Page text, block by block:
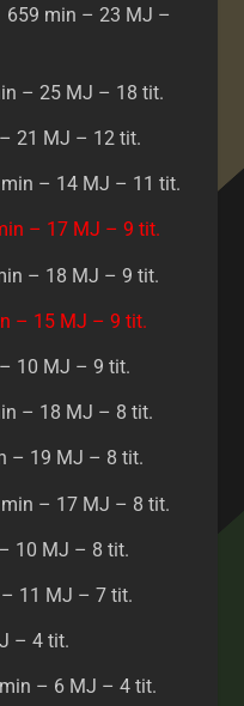
659 min – 23 MJ –
– 25 MJ – 18 tit.
21 MJ – 12 tit.
– 14 MJ – 11 tit.
– 17 MJ – 9 tit.
– 18 MJ – 9 tit.
– 15 MJ – 9 tit.
10 MJ – 9 tit.
– 18 MJ – 8 tit.
– 19 MJ – 8 tit.
– 17 MJ – 8 tit.
10 MJ – 8 tit.
11 MJ – 7 tit.
– 4 tit.
– 6 MJ – 4 tit.